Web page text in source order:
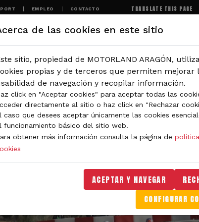
EMPLEO CONTACTO TRANSLATE THIS PAGE
de las cookies en este sitio
sitio, propiedad de MOTORLAND ARAGÓN,
propias y de terceros que permiten mejorar
de navegación y recopilar información.
click en "Aceptar cookies" para aceptar todas las
directamente al sitio o haz click en "Rechazar
caso que desees aceptar únicamente las cookies
funcionamiento básico del sitio web.
obtener más información consulta la página de
ACEPTAR Y NAVEGAR
CONFIGURAR